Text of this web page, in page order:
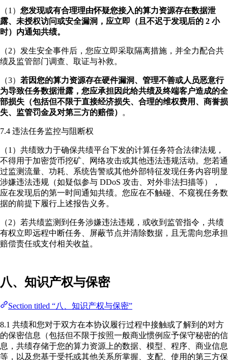
（1） 您发现或有合理理由怀疑您接入的算力资源存在数据泄
露、未授权访问或安全漏洞，应立即（且不迟于发现后的 2 小
时）内通知共绩。
（2）发生安全事件后，您应立即采取隔离措施，并全力配合共
绩及监管部门调查、取证与补救。
（3） 若因您的算力资源存在硬件漏洞、管理不善或人员恶意行
为导致任务数据泄露，您应承担因此给共绩及终端客户造成的全
部损失（包括但不限于直接经济损失、合理的维权费用、商誉损
失、监管罚金及对第三方的赔偿）
。
7.4 违法任务监控与阻断权
（1）共绩致力于确保共绩平台下发的计算任务符合法律法规，
不得用于加密货币挖矿、网络攻击或其他违法违规活动。您若通
过监测流量、功耗、系统告警或其他外部特征发现任务内容明显
涉嫌违法违规（如疑似参与 DDoS 攻击、对外非法扫描等），
应在发现后的第一时间通知共绩。您应在不触碰、不窥视任务数
据的前提下履行上述报告义务。
（2）若共绩监测到任务涉嫌违法违规，或收到监管指令，共绩
有权立即远程中断任务、屏蔽节点并清除数据，且无需向您承担
赔偿责任或支付相关收益。
八、知识产权与保密
Section titled “八、知识产权与保密”
8.1 共绩和您对于双方在本协议履行过程中接触或了解到的对方
的保密信息（包括但不限于按照一般商业惯例应予保守秘密的信
息，共绩存储于您的算力资源上的数据、模型、程序、商业信息
等，以及您基于受托或其他关系所掌握、支配、使用的第三方保